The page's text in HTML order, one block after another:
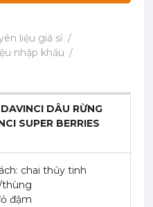
liệu giá sỉ
nhập khẩu
DÂU RỪNG
SUPER BERRIES
chai thủy tinh
thùng
đậm